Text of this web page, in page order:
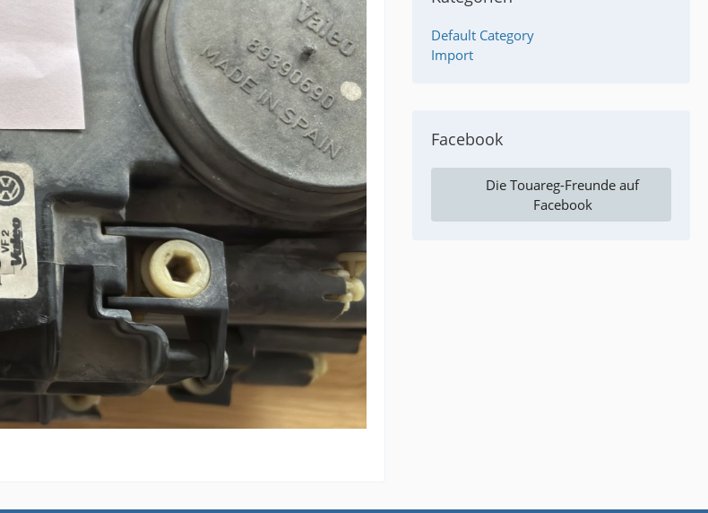
Default Category
Import
Facebook
Die Touareg-Freunde auf
Facebook